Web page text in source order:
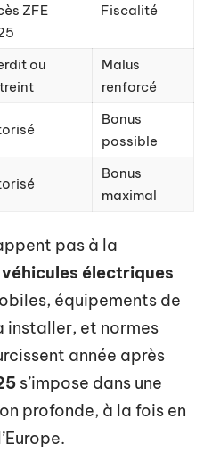
ZFE
Fiscalité
ou
Malus
renforcé
Bonus
possible
Bonus
maximal
pas à la
véhicules électriques
équipements de
installer, et normes
année après
s’impose dans une
profonde, à la fois en